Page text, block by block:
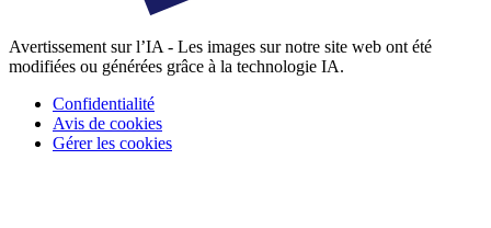
Avertissement sur l’IA - Les images sur notre site web ont été
modifiées ou générées grâce à la technologie IA.
Confidentialité
Avis de cookies
Gérer les cookies